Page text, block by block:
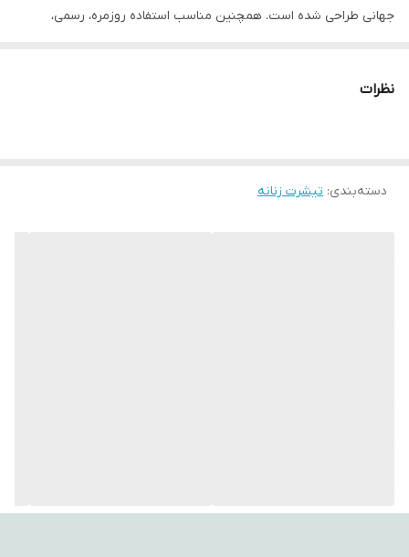
جهانی طراحی شده است. همچنین مناسب استفاده روزمره، رسمی،
همگی از پارچه‌های %100 طبیعی ساخته شده اند .
نظرات
دسته‌بندی: تیشرت زنانه